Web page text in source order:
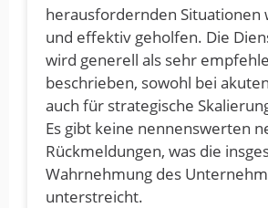
herausfordernden Situationen
und effektiv geholfen. Die
wird generell als sehr
beschrieben, sowohl bei
auch für strategische
Es gibt keine nennenswerten
Rückmeldungen, was die
Wahrnehmung des
unterstreicht.